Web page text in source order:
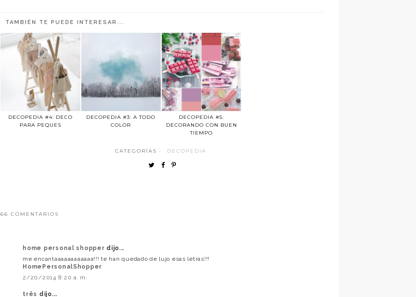
TAMBIÉN TE PUEDE INTERESAR...
DECOPEDIA #4: DECO
PARA PEQUES
DECOPEDIA #3: A TODO
COLOR
DECOPEDIA #5:
DECORANDO CON BUEN
TIEMPO
CATEGORÍAS · DECOPEDIA
66 COMENTARIOS
home personal shopper dijo...
me encantaaaaaaaaaaaa!!! te han quedado de lujo esas letras!!!
HomePersonalShopper
2/20/2014 8:20 a. m.
três dijo...